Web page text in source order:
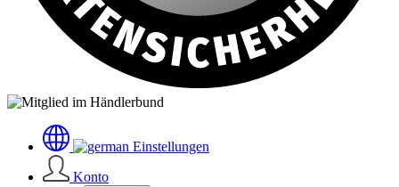
Einstellungen
Konto